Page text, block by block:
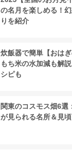
の名月を楽しめる！
りを紹介
炊飯器で簡単【おは
もち米の水加減も解
シピも
関東のコスモス畑6選
が見られる名所＆見